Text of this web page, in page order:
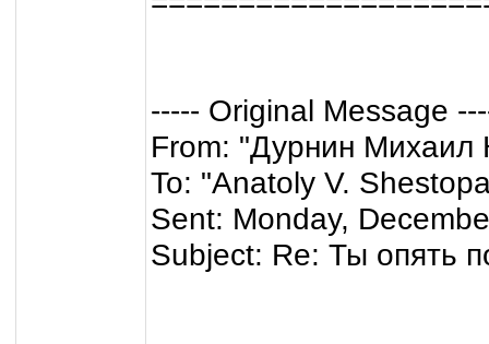
----- Original Message
From: "Дурнин Михаил
To: "Anatoly V.
Sent: Monday,
Subject: Re: Ты опять